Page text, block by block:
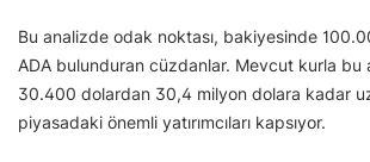
Bu analizde odak noktası, bakiyesinde
ADA bulunduran cüzdanlar. Mevcut kurla bu
30.400 dolardan 30,4 milyon dolara kadar
piyasadaki önemli yatırımcıları kapsıyor.